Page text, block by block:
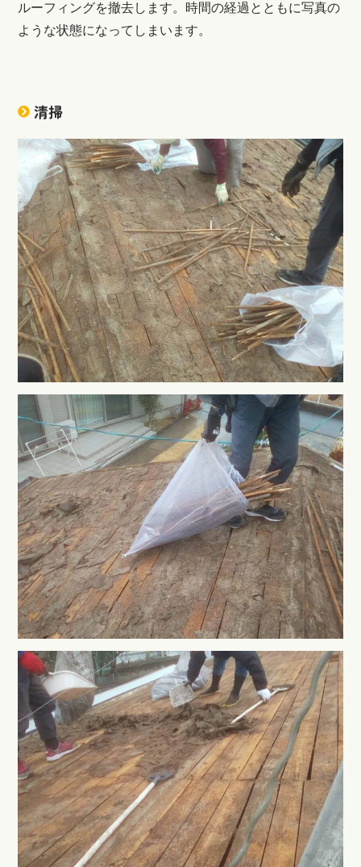
ルーフィングを撤去します。時間の経過とともに写真の
ような状態になってしまいます。
清掃